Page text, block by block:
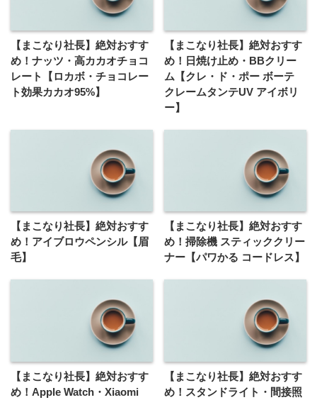
【まこなり社長】絶対おすす
め！ナッツ・高カカオチョコ
レート【ロカボ・チョコレー
ト効果カカオ95%】
【まこなり社長】絶対おすす
め！日焼け止め・BBクリー
ム【クレ・ド・ポー ボーテ
クレームタンテUV アイボリ
ー】
【まこなり社長】絶対おすす
め！アイブロウペンシル【眉
毛】
【まこなり社長】絶対おすす
め！掃除機 スティッククリー
ナー【パワかる コードレス】
【まこなり社長】絶対おすす
め！Apple Watch・Xiaomi
【まこなり社長】絶対おすす
め！スタンドライト・間接照